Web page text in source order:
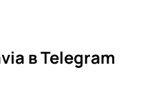
в Telegram